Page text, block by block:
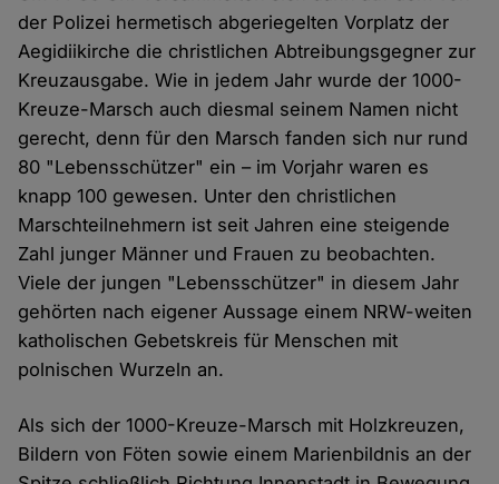
der Polizei hermetisch abgeriegelten Vorplatz der
Aegidiikirche die christlichen Abtreibungsgegner zur
Kreuzausgabe. Wie in jedem Jahr wurde der 1000-
Kreuze-Marsch auch diesmal seinem Namen nicht
gerecht, denn für den Marsch fanden sich nur rund
80 "Lebensschützer" ein – im Vorjahr waren es
knapp 100 gewesen. Unter den christlichen
Marschteilnehmern ist seit Jahren eine steigende
Zahl junger Männer und Frauen zu beobachten.
Viele der jungen "Lebensschützer" in diesem Jahr
gehörten nach eigener Aussage einem NRW-weiten
katholischen Gebetskreis für Menschen mit
polnischen Wurzeln an.
Als sich der 1000-Kreuze-Marsch mit Holzkreuzen,
Bildern von Föten sowie einem Marienbildnis an der